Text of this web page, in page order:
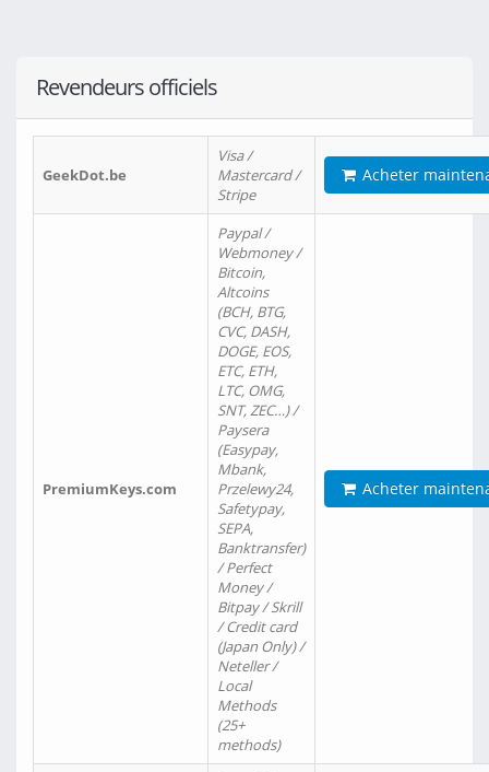
Revendeurs officiels
GeekDot.be
Visa /
Mastercard /
Stripe
Acheter
PremiumKeys.com
Paypal /
Webmoney /
Bitcoin,
Altcoins
(BCH, BTG,
CVC, DASH,
DOGE, EOS,
ETC, ETH,
LTC, OMG,
SNT, ZEC…) /
Paysera
(Easypay,
Mbank,
Przelewy24,
Safetypay,
SEPA,
Banktransfer)
/ Perfect
Money /
Bitpay / Skrill
/ Credit card
(Japan Only) /
Neteller /
Local
Methods
(25+
methods)
Acheter